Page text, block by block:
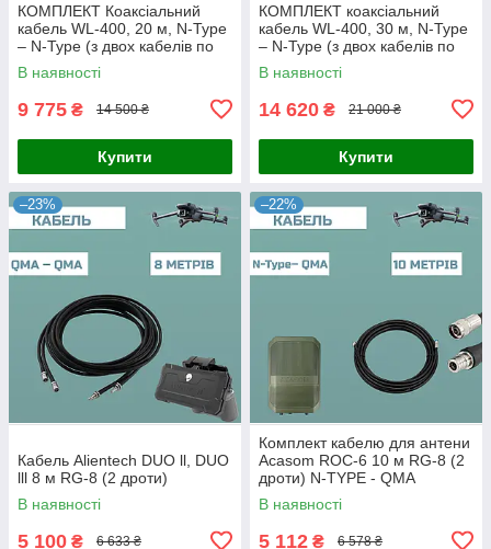
КОМПЛЕКТ Коаксіальний
кабель WL-400, 20 м, N-Type
– N-Type (з двох кабелів по
20 метрів)
В наявності
9 775 ₴ 14 500 ₴
Купити
КОМПЛЕКТ коаксіальний
кабель WL-400, 30 м, N-Type
– N-Type (з двох кабелів по
30 метрів)
В наявності
14 620 ₴ 21 000 ₴
Купити
–23%
Кабель Alientech DUO ll, DUO
lll 8 м RG-8 (2 дроти)
В наявності
5 100 ₴ 6 633 ₴
–22%
Комплект кабелю для антени
Acasom ROC-6 10 м RG-8 (2
дроти) N-TYPE - QMA
В наявності
5 112 ₴ 6 578 ₴